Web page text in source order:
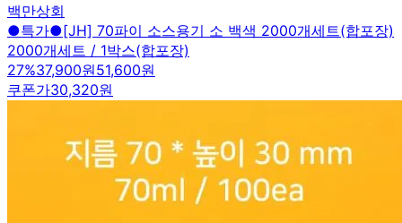
백만상회
●특가●[JH] 70파이 소스용기 소 백색 2000개세트(합포장)
2000개세트 / 1박스(합포장)
27%37,900원51,600원
쿠폰가30,320원